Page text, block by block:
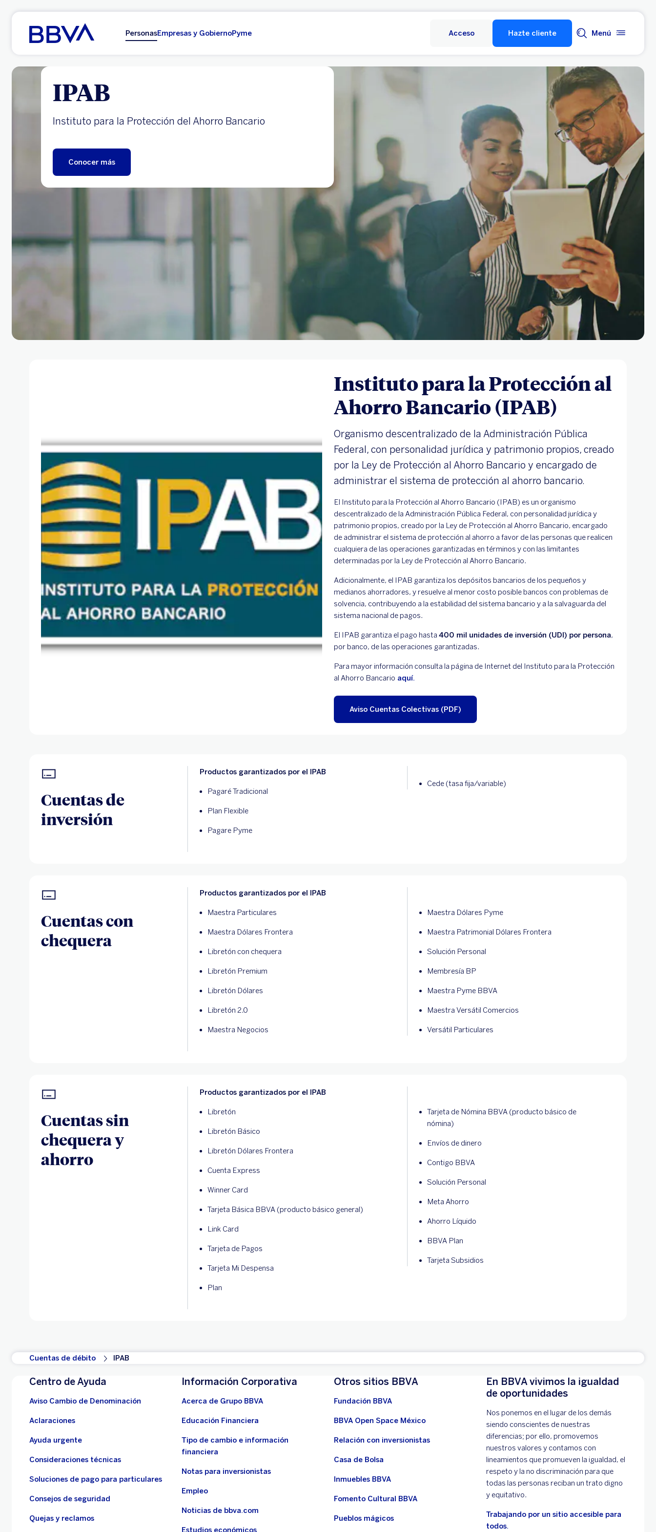
Ir al contenido principal
PersonasEmpresas y GobiernoPyme Acceso Hazte cliente Menú
IPAB
Instituto para la Protección del Ahorro Bancario
Conocer más
Instituto para la Protección al
Ahorro Bancario (IPAB)
Organismo descentralizado de la Administración Pública
Federal, con personalidad jurídica y patrimonio propios, creado
por la Ley de Protección al Ahorro Bancario y encargado de
administrar el sistema de protección al ahorro bancario.
El Instituto para la Protección al Ahorro Bancario (IPAB) es un organismo
descentralizado de la Administración Pública Federal, con personalidad jurídica y
patrimonio propios, creado por la Ley de Protección al Ahorro Bancario, encargado
de administrar el sistema de protección al ahorro a favor de las personas que realicen
cualquiera de las operaciones garantizadas en términos y con las limitantes
determinadas por la Ley de Protección al Ahorro Bancario.
Adicionalmente, el IPAB garantiza los depósitos bancarios de los pequeños y
medianos ahorradores, y resuelve al menor costo posible bancos con problemas de
solvencia, contribuyendo a la estabilidad del sistema bancario y a la salvaguarda del
sistema nacional de pagos.
El IPAB garantiza el pago hasta 400 mil unidades de inversión (UDI) por persona,
por banco, de las operaciones garantizadas.
Para mayor información consulta la página de Internet del Instituto para la Protección
al Ahorro Bancario aquí.
Aviso Cuentas Colectivas (PDF)
Cuentas de
inversión
Productos garantizados por el IPAB
Pagaré Tradicional
Plan Flexible
Pagare Pyme
Cede (tasa fija/variable)
Cuentas con
chequera
Productos garantizados por el IPAB
Maestra Particulares
Maestra Dólares Frontera
Libretón con chequera
Libretón Premium
Libretón Dólares
Libretón 2.0
Maestra Negocios
Maestra Dólares Pyme
Maestra Patrimonial Dólares Frontera
Solución Personal
Membresía BP
Maestra Pyme BBVA
Maestra Versátil Comercios
Versátil Particulares
Cuentas sin
chequera y
ahorro
Productos garantizados por el IPAB
Libretón
Libretón Básico
Libretón Dólares Frontera
Cuenta Express
Winner Card
Tarjeta Básica BBVA (producto básico general)
Link Card
Tarjeta de Pagos
Tarjeta Mi Despensa
Plan
Tarjeta de Nómina BBVA (producto básico de
nómina)
Envíos de dinero
Contigo BBVA
Solución Personal
Meta Ahorro
Ahorro Líquido
BBVA Plan
Tarjeta Subsidios
Cuentas de débito IPAB
Centro de Ayuda
Aviso Cambio de Denominación
Aclaraciones
Ayuda urgente
Consideraciones técnicas
Soluciones de pago para particulares
Consejos de seguridad
Quejas y reclamos
Información Corporativa
Acerca de Grupo BBVA
Educación Financiera
Tipo de cambio e información
financiera
Notas para inversionistas
Empleo
Noticias de bbva.com
Estudios económicos
Otros sitios BBVA
Fundación BBVA
BBVA Open Space México
Relación con inversionistas
Casa de Bolsa
Inmuebles BBVA
Fomento Cultural BBVA
Pueblos mágicos
En BBVA vivimos la igualdad
de oportunidades
Nos ponemos en el lugar de los demás
siendo conscientes de nuestras
diferencias; por ello, promovemos
nuestros valores y contamos con
lineamientos que promueven la igualdad, el
respeto y la no discriminación para que
todas las personas reciban un trato digno
y equitativo.
Trabajando por un sitio accesible para
todos.